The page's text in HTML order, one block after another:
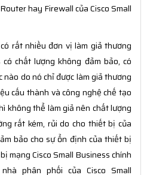
hay Firewall của Cisco Small
rất nhiều đơn vị làm giả thương
chất lượng không đảm bảo, có
do nó chỉ được làm giả thương
cấu thành và công nghệ chế tạo
không thể làm giả nên chất lượng
rất kém, rủi do cho thiết bị của
bảo cho sự ổn định của thiết bị
mạng Cisco Small Business chính
phân phối của Cisco Small